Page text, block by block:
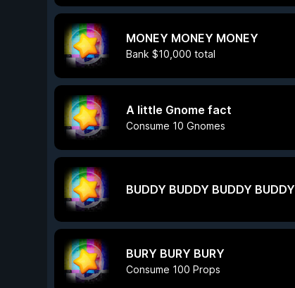
MONEY MONEY MONEY
Bank $10,000 total
A little Gnome fact
Consume 10 Gnomes
BUDDY BUDDY BUDDY
BURY BURY BURY
Consume 100 Props